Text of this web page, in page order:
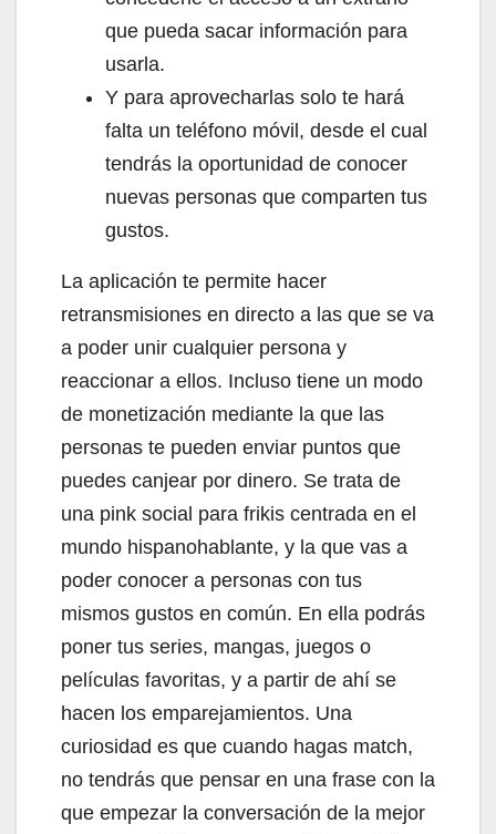
que pueda sacar información para
usarla.
Y para aprovecharlas solo te hará
falta un teléfono móvil, desde el cual
tendrás la oportunidad de conocer
nuevas personas que comparten tus
gustos.
La aplicación te permite hacer
retransmisiones en directo a las que se va
a poder unir cualquier persona y
reaccionar a ellos. Incluso tiene un modo
de monetización mediante la que las
personas te pueden enviar puntos que
puedes canjear por dinero. Se trata de
una pink social para frikis centrada en el
mundo hispanohablante, y la que vas a
poder conocer a personas con tus
mismos gustos en común. En ella podrás
poner tus series, mangas, juegos o
películas favoritas, y a partir de ahí se
hacen los emparejamientos. Una
curiosidad es que cuando hagas match,
no tendrás que pensar en una frase con la
que empezar la conversación de la mejor